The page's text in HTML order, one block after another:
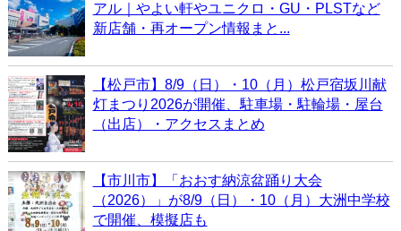
アル｜やよい軒やユニクロ・GU・PLSTなど
新店舗・再オープン情報まと...
【松戸市】8/9（日）・10（月）松戸宿坂川献
灯まつり2026が開催、駐車場・駐輪場・屋台
（出店）・アクセスまとめ
【市川市】「おおす納涼盆踊り大会
（2026）」が8/9（日）・10（月）大洲中学校
で開催、模擬店も